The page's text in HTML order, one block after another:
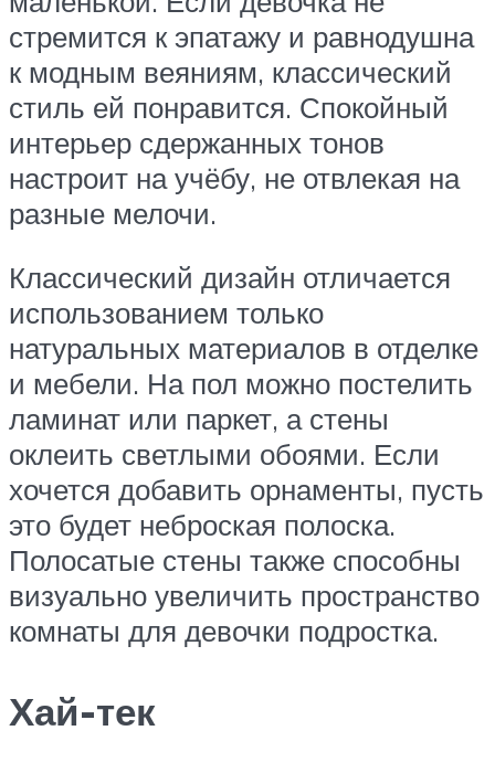
стремится к эпатажу и равнодушна
к модным веяниям, классический
стиль ей понравится. Спокойный
интерьер сдержанных тонов
настроит на учёбу, не отвлекая на
разные мелочи.
Классический дизайн отличается
использованием только
натуральных материалов в отделке
и мебели. На пол можно постелить
ламинат или паркет, а стены
оклеить светлыми обоями. Если
хочется добавить орнаменты, пусть
это будет неброская полоска.
Полосатые стены также способны
визуально увеличить пространство
комнаты для девочки подростка.
Хай-тек